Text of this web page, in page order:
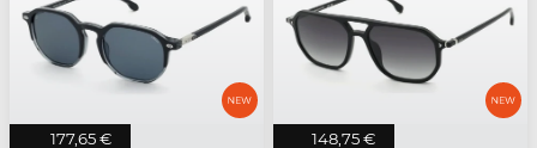
177,65 € 148,75 €